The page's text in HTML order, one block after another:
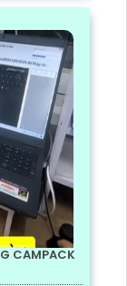
CAMPACK